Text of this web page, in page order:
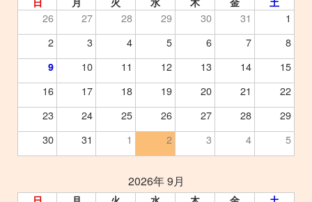
26 27 28 29 30 31
1
2
3 4 5 6 7 8
9 10 11 12 13 14
15
16
17 18 19 20 21
22
23
24 25 26 27 28
29
30
31 1 2 3 4 5
2026年 9月